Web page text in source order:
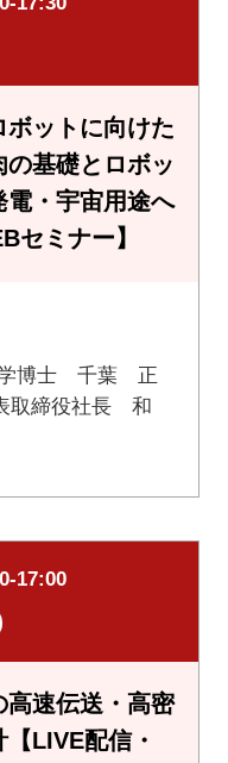
ットに向けた
基礎とロボッ
電・宇宙用途へ
セミナー】
博士 千葉 正
締役社長 和
17:00
速伝送・高密
LIVE配信・